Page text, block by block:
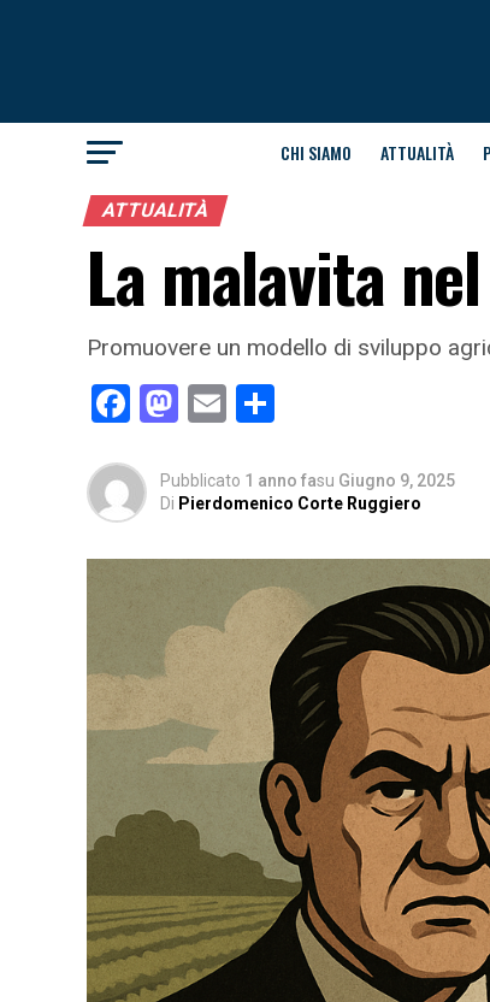
CHI SIAMO ATTUALITÀ
ATTUALITÀ
La malavita
Promuovere un modello di sviluppo
Facebook
Mastodon
Email
Pubblicato 1 anno fasu Giugno 9, 2025
Di Pierdomenico Corte Ruggiero